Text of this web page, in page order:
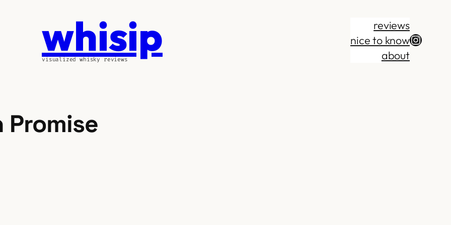
whisip
visualized whisky reviews
reviews
nice to know
about
Promise